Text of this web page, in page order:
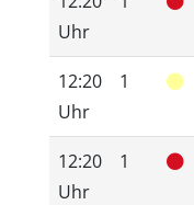
Uhr
12:20
Uhr
1
12:20
Uhr
1